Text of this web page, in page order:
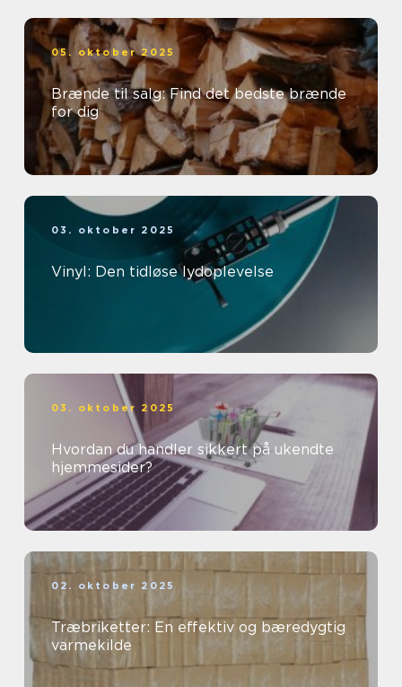
05. oktober 2025
Brænde til salg: Find det bedste brænde
for dig
03. oktober 2025
Vinyl: Den tidløse lydoplevelse
03. oktober 2025
Hvordan du handler sikkert på ukendte
hjemmesider?
02. oktober 2025
Træbriketter: En effektiv og bæredygtig
varmekilde